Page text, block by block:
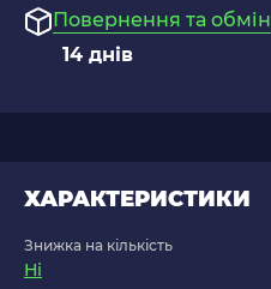
Повернення та обмін
14 днів
ХАРАКТЕРИСТИКИ
Знижка на кількість
Ні